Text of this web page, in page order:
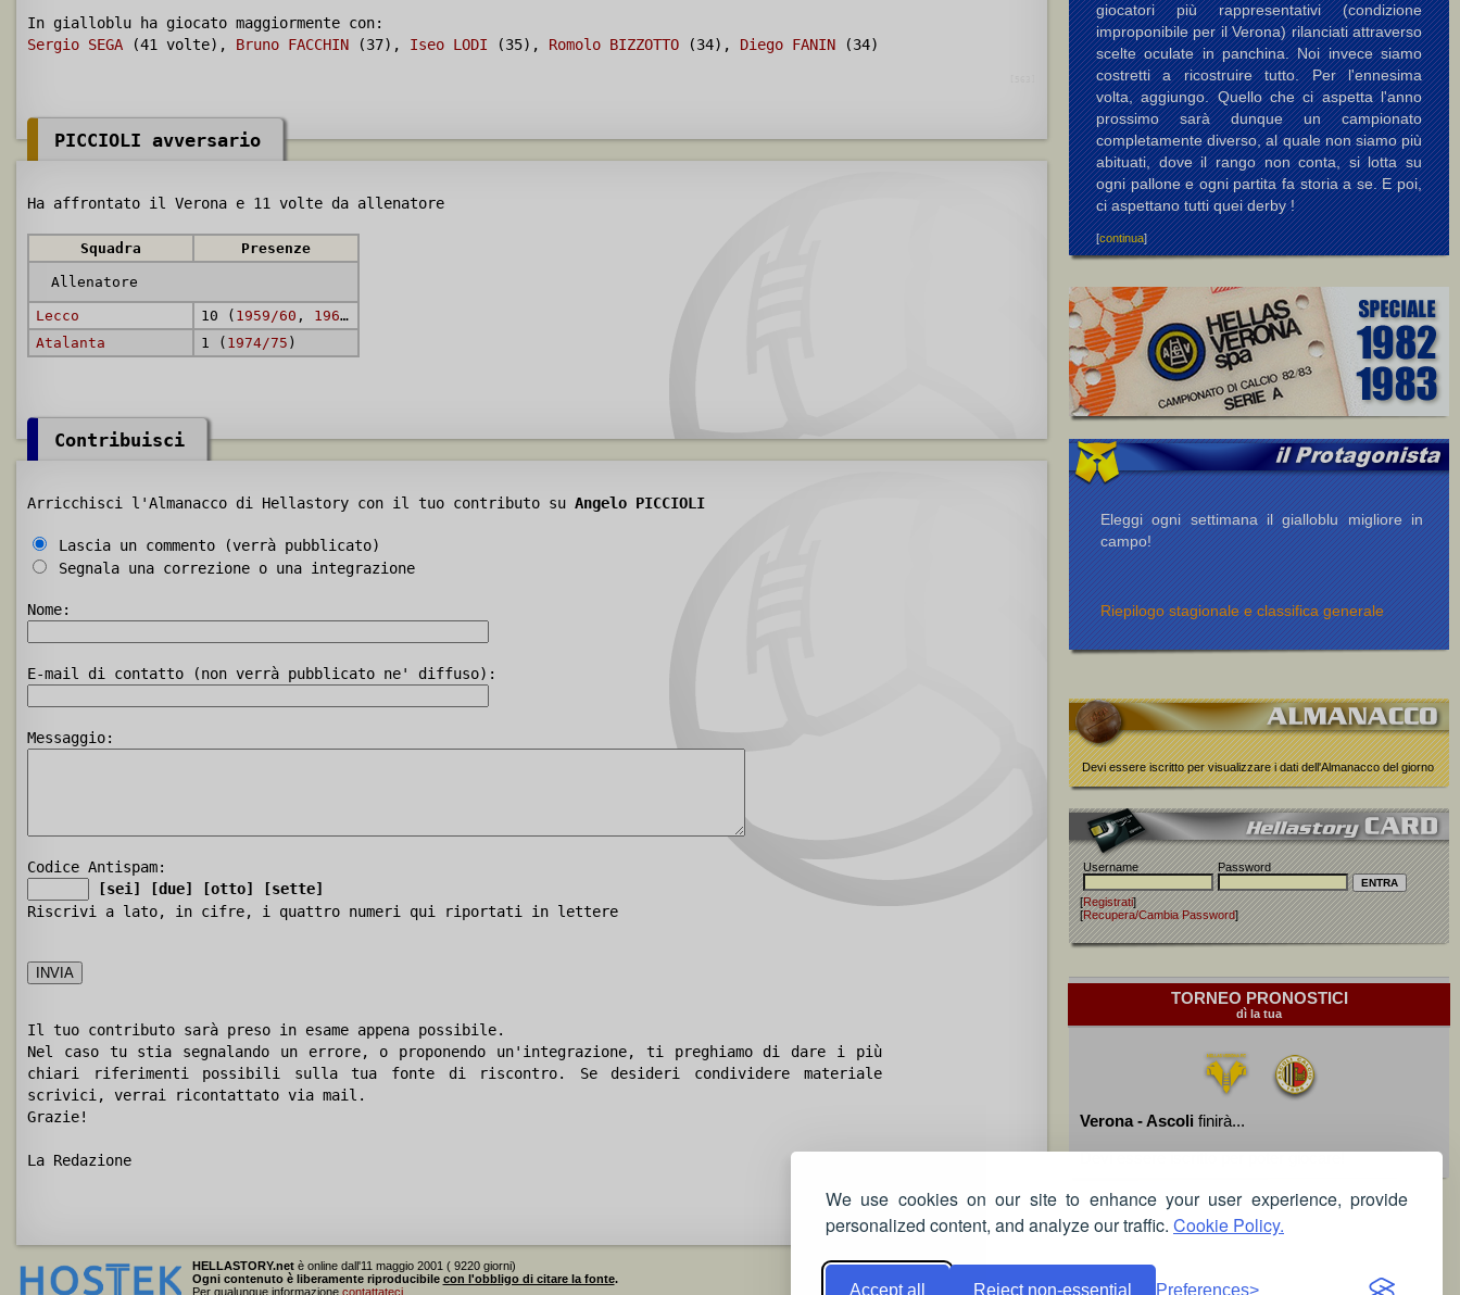
We use cookies on our site to enhance your user experience, provide
personalized content, and analyze our traffic. Cookie Policy.
Accept all Reject non-essential Preferences
In gialloblu ha giocato maggiormente con:
Sergio SEGA (41 volte), Bruno FACCHIN (37), Iseo LODI (35), Romolo BIZZOTTO (34), Diego FANIN (34)
PICCIOLI avversario
Ha affrontato il Verona e 11 volte da allenatore
Squadra Presenze
Allenatore
Lecco 10 ( 1959/60 , 1963/64
Atalanta
1 ( 1974/75 )
Contribuisci
Arricchisci l'Almanacco di Hellastory con il tuo contributo su Angelo PICCIOLI
Lascia un commento (verrà pubblicato)
Segnala una correzione o una integrazione
Nome:
E-mail di contatto (non verrà pubblicato ne' diffuso):
Messaggio:
Codice Antispam:
[sei]
[due] [otto]
[sette]
Riscrivi a lato, in cifre, i quattro numeri qui riportati in lettere
Il tuo contributo sarà preso in esame appena possibile.
Nel caso tu stia segnalando un errore, o proponendo un'integrazione, ti preghiamo di dare i più
chiari riferimenti possibili sulla tua fonte di riscontro. Se desideri condividere materiale
scrivici, verrai ricontattato via mail.
Grazie!
La Redazione
giocatori più rappresentativi (condizione
improponibile per il Verona) rilanciati attraverso
scelte oculate in panchina. Noi invece siamo
costretti a ricostruire tutto. Per l'ennesima
volta, aggiungo. Quello che ci aspetta l'anno
prossimo sarà dunque un campionato
completamente diverso, al quale non siamo più
abituati, dove il rango non conta, si lotta su
ogni pallone e ogni partita fa storia a se. E poi,
ci aspettano tutti quei derby !
[continua]
Eleggi ogni settimana il gialloblu migliore in
campo!
Riepilogo stagionale e classifica generale
Devi essere iscritto per visualizzare i dati dell'Almanacco del giorno
Username Password
[Registrati]
[Recupera/Cambia Password]
TORNEO PRONOSTICI
dì la tua
Verona - Ascoli finirà...
Devi essere iscritto per poter giocare!
HELLASTORY.netè online dall'11 maggio 2001 ( 9220 giorni)
Ogni contenuto è liberamente riproducibile con l'obbligo di citare la fonte.
Per qualunque informazione contattateci.